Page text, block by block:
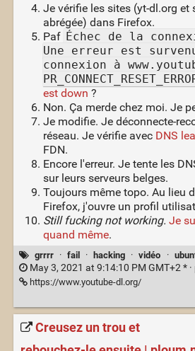
Je vérifie les sites (yt-dl.org et
abrégée) dans Firefox.
Paf Échec de la
Une erreur est
connexion à
est down ?
Non. Ça merde chez moi. Je
Je modifie. Je déconnecte-
réseau. Je vérifie avec DNS
FDN.
Encore l'erreur. Je tente les
sur leurs serveurs belges.
Toujours même topo. Au lieu
Firefox, j'ouvre un profil
Still fucking not working. Je
quand même.
grrrr · fail · hacking · vidéo ·
May 3, 2021 at 9:14:10 PM GMT+2 * ·
https://www.youtube-dl.org/
Creusez un trou et